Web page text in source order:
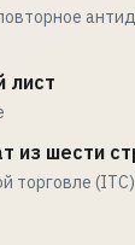
лист
из шести
торговле (ITC)